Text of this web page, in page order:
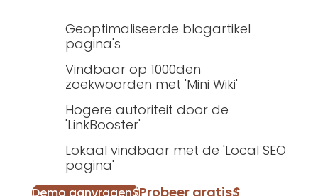
Geoptimaliseerde blogartikel
pagina's
Vindbaar op 1000den
zoekwoorden met 'Mini Wiki'
Hogere autoriteit door de
'LinkBooster'
Lokaal vindbaar met de 'Local SEO
pagina'
Probeer gratis$